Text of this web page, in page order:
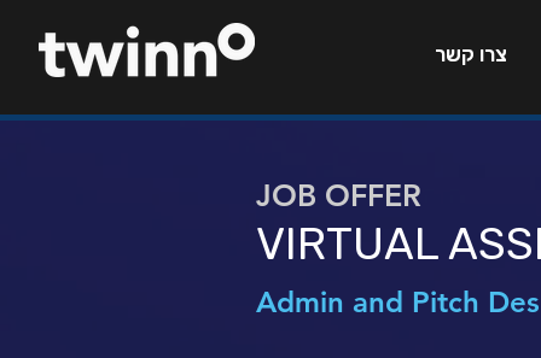
צרו קשר
JOB OFFER
VIRTUAL
Admin and Pitch